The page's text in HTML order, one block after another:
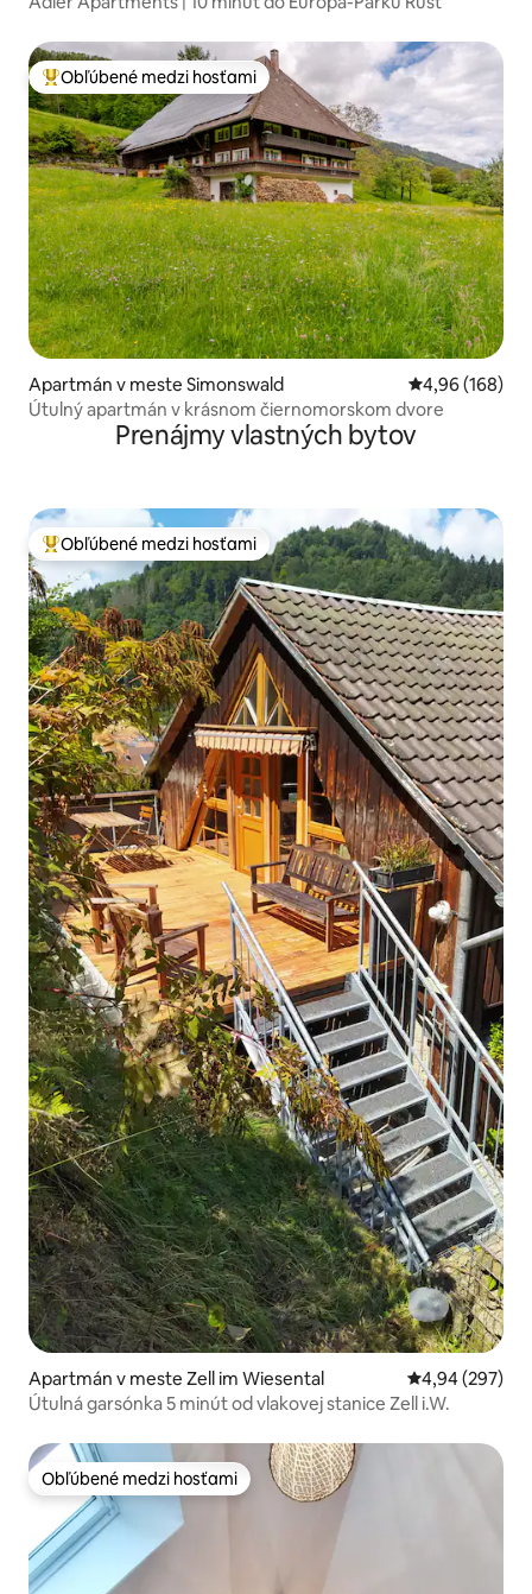
Najobľúbenejšie medzi hosťami
Obľúbené medzi hosťami
Apartmán v meste Simonswald Priemerné
4,96 (168)
Útulný apartmán v krásnom čiernomorskom dvore
Prenájmy vlastných bytov
Najobľúbenejšie medzi hosťami
Obľúbené medzi hosťami
Apartmán v meste Zell im Wiesental Priemerné
4,94 (297)
Útulná garsónka 5 minút od vlakovej stanice Zell i.W.
Obľúbené medzi hosťami
Obľúbené medzi hosťami